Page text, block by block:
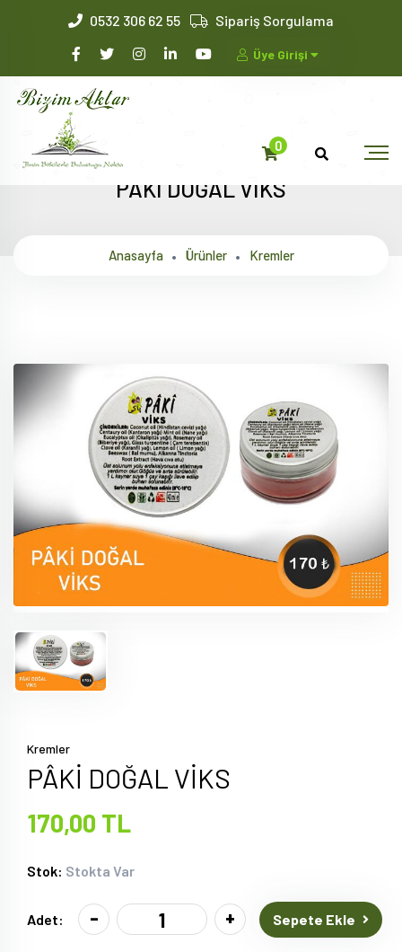
0532 306 62 55 Sipariş Sorgulama
Üye Girişi
0
PÂKİ DOĞAL VİKS
Anasayfa Ürünler Kremler
Kremler
PÂKİ DOĞAL VİKS
170,00 TL
Stok: Stokta Var
Adet: - + Sepete Ekle